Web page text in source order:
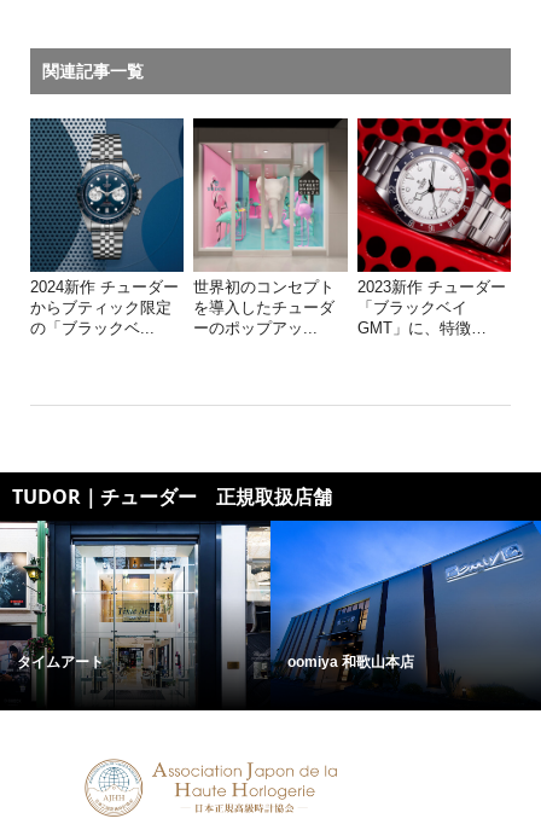
関連記事一覧
2024新作 チューダー
からブティック限定
の「ブラックベ...
世界初のコンセプト
を導入したチューダ
ーのポップアッ...
2023新作 チューダー
「ブラックベイ
GMT」に、特徴…
TUDOR｜チューダー 正規取扱店舗
タイムアート oomiya 和歌山本店